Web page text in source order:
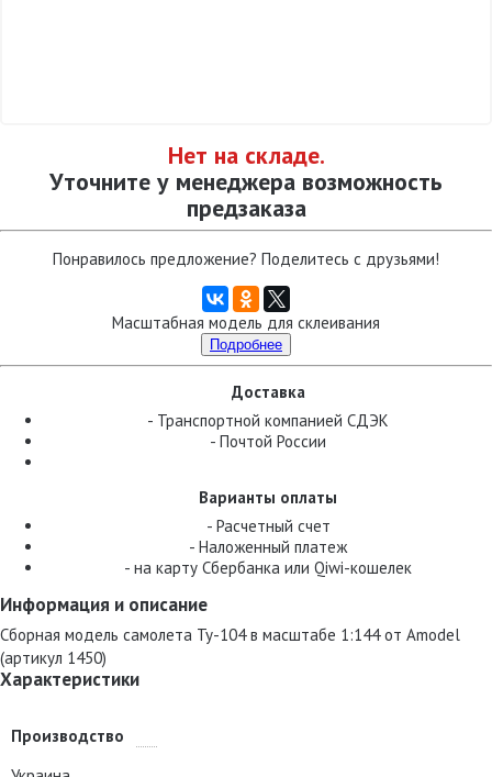
Нет на складе.
Уточните у менеджера возможность
предзаказа
Понравилось предложение? Поделитесь с друзьями!
Масштабная модель для склеивания
Подробнее
Доставка
- Транспортной компанией СДЭК
- Почтой России
Варианты оплаты
- Расчетный счет
- Наложенный платеж
- на карту Сбербанка или Qiwi-кошелек
Информация и описание
Сборная модель самолета Ту-104 в масштабе 1:144 от Amodel
(артикул 1450)
Характеристики
Производство